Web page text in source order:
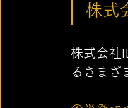
株式
株式会社
るさまざ